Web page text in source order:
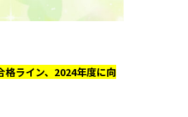
格ライン、2024年度に向